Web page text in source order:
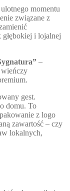
momentu
związane z
głębokiej i lojalnej
–
gest.
domu. To
z logo
zawartość – czy
lokalnych,